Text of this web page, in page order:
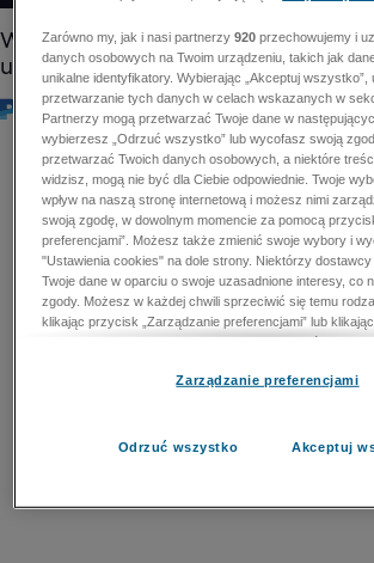
Zarówno my, jak i nasi partnerzy920 przechowujemy i
danych osobowych na Twoim urządzeniu, takich jak
unikalne identyfikatory. Wybierając „Akceptuj wszystko”,
przetwarzanie tych danych w celach wskazanych w
Partnerzy mogą przetwarzać Twoje dane w
wybierzesz „Odrzuć wszystko” lub wycofasz swoją
przetwarzać Twoich danych osobowych, a niektóre
widzisz, mogą nie być dla Ciebie odpowiednie. Twoje
wpływ na naszą stronę internetową i możesz nimi
swoją zgodę, w dowolnym momencie za pomocą
preferencjami”. Możesz także zmienić swoje wybory i
"Ustawienia cookies" na dole strony. Niektórzy
Twoje dane w oparciu o swoje uzasadnione interesy, co
zgody. Możesz w każdej chwili sprzeciwić się temu
klikając przycisk „Zarządzanie preferencjami” lub
cookies" na dole strony. Nie możesz sprzeciwić się
zapobiegania oszustwom i naprawiania błędów, a w tym
przetwarzaniu danych osobowych w celu dostarczania i
Zarządzanie preferencjami
Odrzuć wszystko Akceptuj